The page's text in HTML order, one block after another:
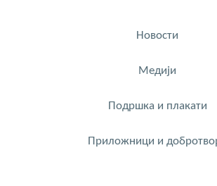
Новости
Медији
Подршка и плакати
Приложници и